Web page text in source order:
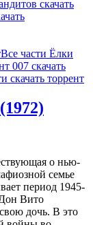
скачать
Все части Ёлки
007 скачать
торрент
о нью-
семье
период 1945-
Вито
дочь. В это